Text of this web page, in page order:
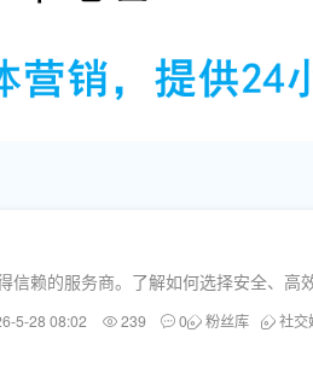
赖的服务商。了解如何选择安全、高
5-28 08:02 239 0 粉丝库 社交